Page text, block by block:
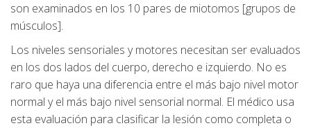
son examinados en los 10 pares de miotomos [grupos de
músculos].
Los niveles sensoriales y motores necesitan ser evaluados
en los dos lados del cuerpo, derecho e izquierdo. No es
raro que haya una diferencia entre el más bajo nivel motor
normal y el más bajo nivel sensorial normal. El médico usa
esta evaluación para clasificar la lesión como completa o